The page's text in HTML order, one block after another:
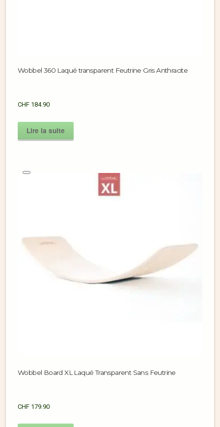
Wobbel 360 Laqué transparent Feutrine Gris Anthracite
CHF 184.90
Lire la suite
Wobbel Board XL Laqué Transparent Sans Feutrine
CHF 179.90